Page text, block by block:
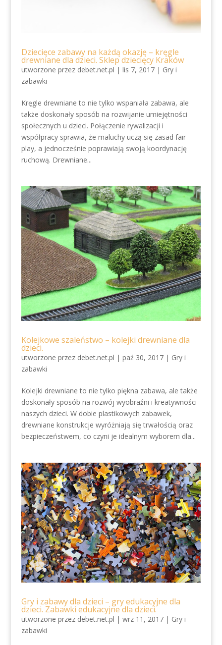
Dziecięce zabawy na każdą okazję – kręgle
drewniane dla dzieci. Sklep dziecięcy Kraków
utworzone przez debet.net.pl | lis 7, 2017| Gry i
zabawki
Kręgle drewniane to nie tylko wspaniała zabawa, ale
także doskonały sposób na rozwijanie umiejętności
społecznych u dzieci. Połączenie rywalizacji i
współpracy sprawia, że maluchy uczą się zasad fair
play, a jednocześnie poprawiają swoją koordynację
ruchową. Drewniane...
Kolejkowe szaleństwo – kolejki drewniane dla
dzieci.
utworzone przez debet.net.pl | paź 30, 2017| Gry i
zabawki
Kolejki drewniane to nie tylko piękna zabawa, ale także
doskonały sposób na rozwój wyobraźni i kreatywności
naszych dzieci. W dobie plastikowych zabawek,
drewniane konstrukcje wyróżniają się trwałością oraz
bezpieczeństwem, co czyni je idealnym wyborem dla...
Gry i zabawy dla dzieci – gry edukacyjne dla
dzieci. Zabawki edukacyjne dla dzieci.
utworzone przez debet.net.pl | wrz 11, 2017| Gry i
zabawki